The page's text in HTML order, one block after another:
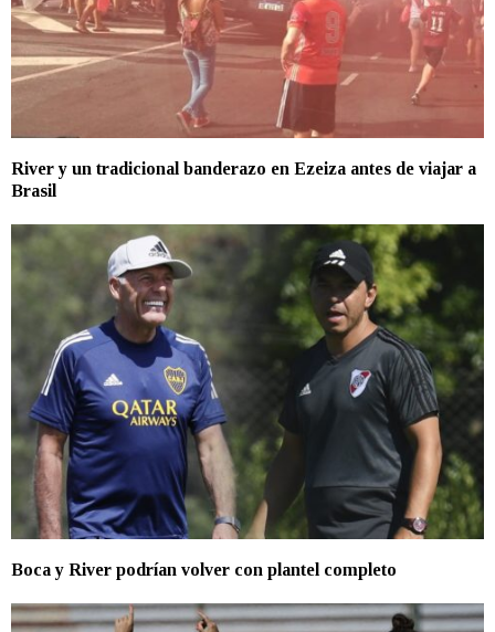
River y un tradicional banderazo en Ezeiza antes de viajar a
Brasil
Boca y River podrían volver con plantel completo